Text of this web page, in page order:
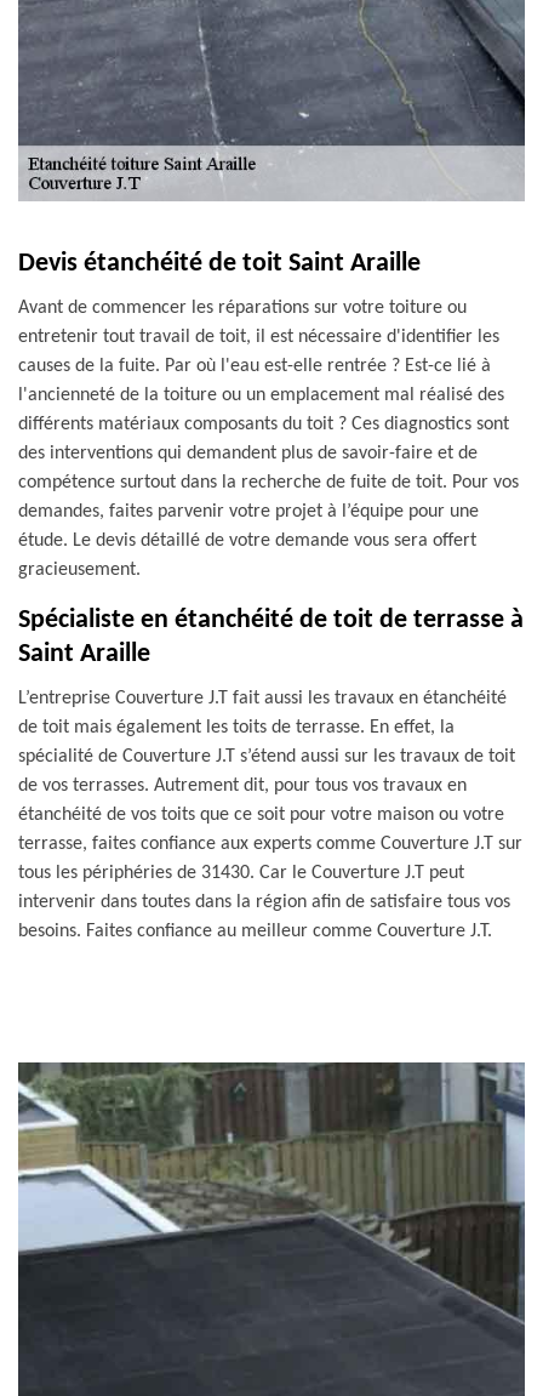
Devis étanchéité de toit Saint Araille
Avant de commencer les réparations sur votre toiture ou
entretenir tout travail de toit, il est nécessaire d'identifier les
causes de la fuite. Par où l'eau est-elle rentrée ? Est-ce lié à
l'ancienneté de la toiture ou un emplacement mal réalisé des
différents matériaux composants du toit ? Ces diagnostics sont
des interventions qui demandent plus de savoir-faire et de
compétence surtout dans la recherche de fuite de toit. Pour vos
demandes, faites parvenir votre projet à l’équipe pour une
étude. Le devis détaillé de votre demande vous sera offert
gracieusement.
Spécialiste en étanchéité de toit de terrasse à
Saint Araille
L’entreprise Couverture J.T fait aussi les travaux en étanchéité
de toit mais également les toits de terrasse. En effet, la
spécialité de Couverture J.T s’étend aussi sur les travaux de toit
de vos terrasses. Autrement dit, pour tous vos travaux en
étanchéité de vos toits que ce soit pour votre maison ou votre
terrasse, faites confiance aux experts comme Couverture J.T sur
tous les périphéries de 31430. Car le Couverture J.T peut
intervenir dans toutes dans la région afin de satisfaire tous vos
besoins. Faites confiance au meilleur comme Couverture J.T.